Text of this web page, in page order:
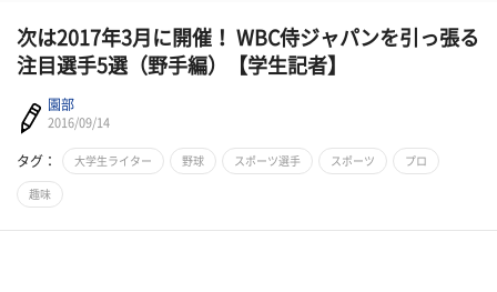
次は2017年3月に開催！ WBC侍ジャパンを引っ張る
注目選手5選（野手編）【学生記者】
園部
2016/09/14
タグ： 大学生ライター 野球 スポーツ選手 スポーツ プロ
趣味